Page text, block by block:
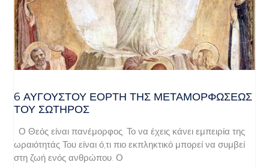
6 ΑΥΓΟΥΣΤΟΥ ΕΟΡΤΗ ΤΗΣ ΜΕΤΑΜΟΡΦΩΣΕΩΣ
ΤΟΥ ΣΩΤΗΡΟΣ
Ο Θεός είναι πανέμορφος. Το να έχεις κάνει εμπειρία της
ωραιότητάς Του είναι ό,τι πιο εκπληκτικό μπορεί να συμβεί
στη ζωή ενός ανθρώπου. Ο